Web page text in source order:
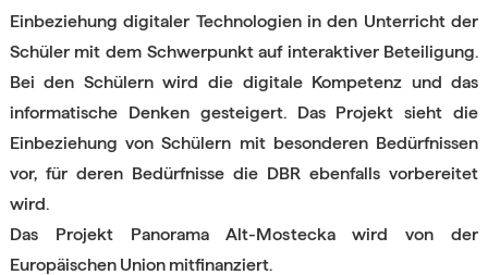
Einbeziehung digitaler Technologien in den Unterricht der
Schüler mit dem Schwerpunkt auf interaktiver Beteiligung.
Bei den Schülern wird die digitale Kompetenz und das
informatische Denken gesteigert. Das Projekt sieht die
Einbeziehung von Schülern mit besonderen Bedürfnissen
vor, für deren Bedürfnisse die DBR ebenfalls vorbereitet
wird.
Das Projekt Panorama Alt-Mostecka wird von der
Europäischen Union mitfinanziert.